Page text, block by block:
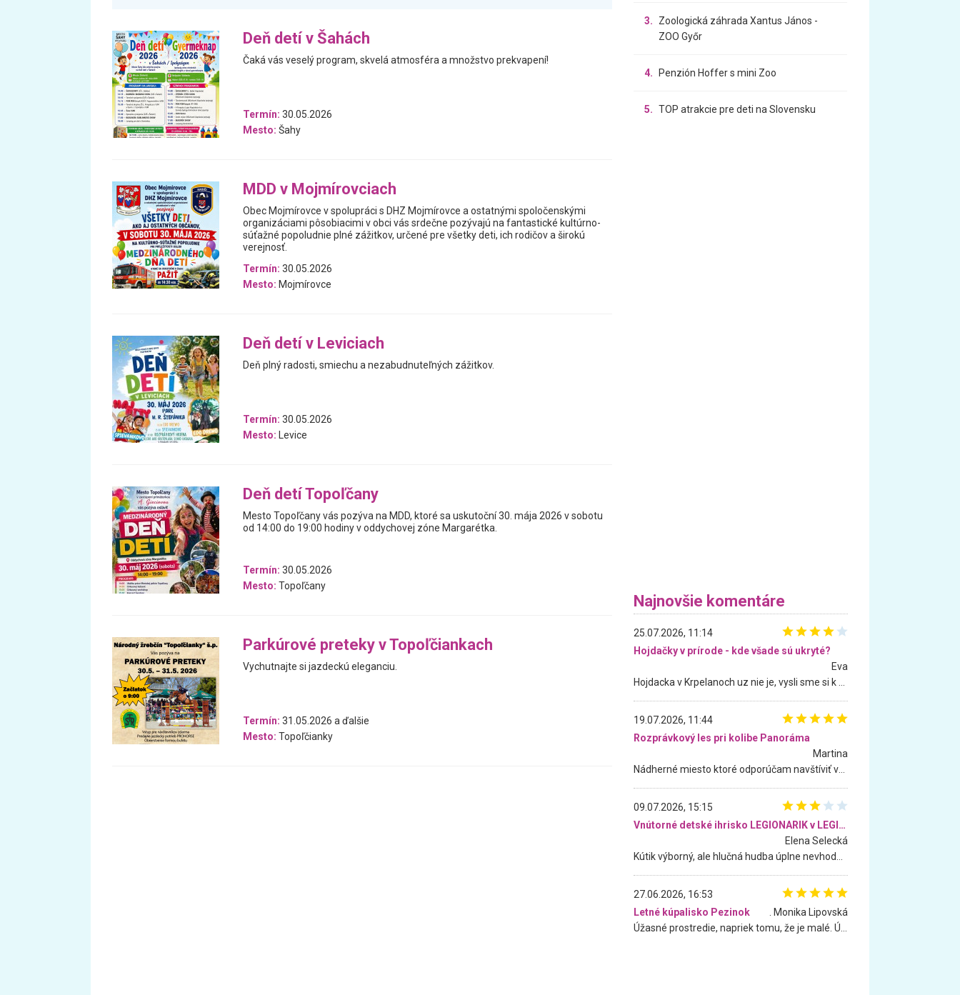
Deň detí v Šahách
Čaká vás veselý program, skvelá atmosféra a množstvo prekvapení!
Termín: 30.05.2026
Mesto: Šahy
MDD v Mojmírovciach
Obec Mojmírovce v spolupráci s DHZ Mojmírovce a ostatnými spoločenskými
organizáciami pôsobiacimi v obci vás srdečne pozývajú na fantastické kultúrno-
súťažné popoludnie plné zážitkov, určené pre všetky deti, ich rodičov a širokú
verejnosť.
Termín: 30.05.2026
Mesto: Mojmírovce
Deň detí v Leviciach
Deň plný radosti, smiechu a nezabudnuteľných zážitkov.
Termín: 30.05.2026
Mesto: Levice
Deň detí Topoľčany
Mesto Topoľčany vás pozýva na MDD, ktoré sa uskutoční 30. mája 2026 v sobotu
od 14:00 do 19:00 hodiny v oddychovej zóne Margarétka.
Termín: 30.05.2026
Mesto: Topoľčany
Parkúrové preteky v Topoľčiankach
Vychutnajte si jazdeckú eleganciu.
Termín: 31.05.2026 a ďalšie
Mesto: Topoľčianky
3.
Zoologická záhrada Xantus János -
ZOO Győr
4. Penzión Hoffer s mini Zoo
5. TOP atrakcie pre deti na Slovensku
Najnovšie komentáre
25.07.2026, 11:14
Hojdačky v prírode - kde všade sú ukryté?
Eva
19.07.2026, 11:44
Rozprávkový les pri kolibe Panoráma
Martina
09.07.2026, 15:15
Vnútorné detské ihrisko LEGIONARIK v LEGIA Fitness
Elena Selecká
27.06.2026, 16:53
Letné kúpalisko Pezinok
. Monika Lipovská